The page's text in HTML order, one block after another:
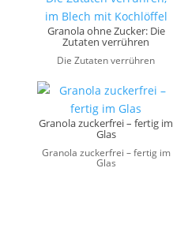
Granola ohne Zucker: Die
Zutaten verrühren
Die Zutaten verrühren
Granola zuckerfrei – fertig im
Glas
Granola zuckerfrei – fertig im
Glas